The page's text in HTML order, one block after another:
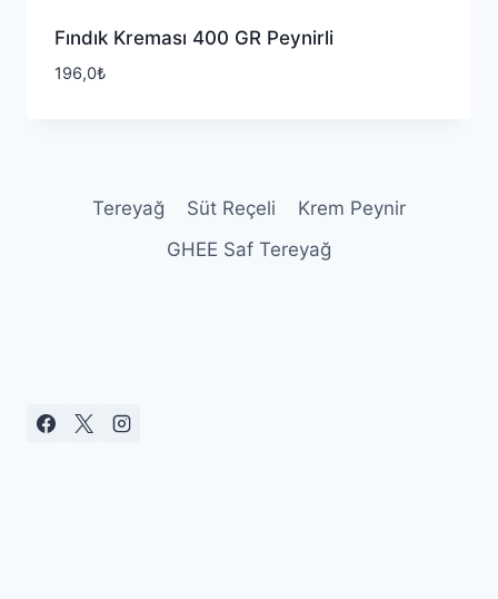
Fındık Kreması 400 GR Peynirli
196,0₺
Tereyağ Süt Reçeli
Krem Peynir
GHEE Saf Tereyağ